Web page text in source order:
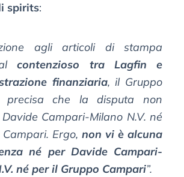
spirits:
agli articoli di stampa
alcontenzioso tra Lagfin e
finanziaria, il Gruppo
precisa che la disputa non
Campari-Milano N.V. né
Ergo, non vi è alcuna
né per Davide Campari-
né per il Gruppo Campari”.